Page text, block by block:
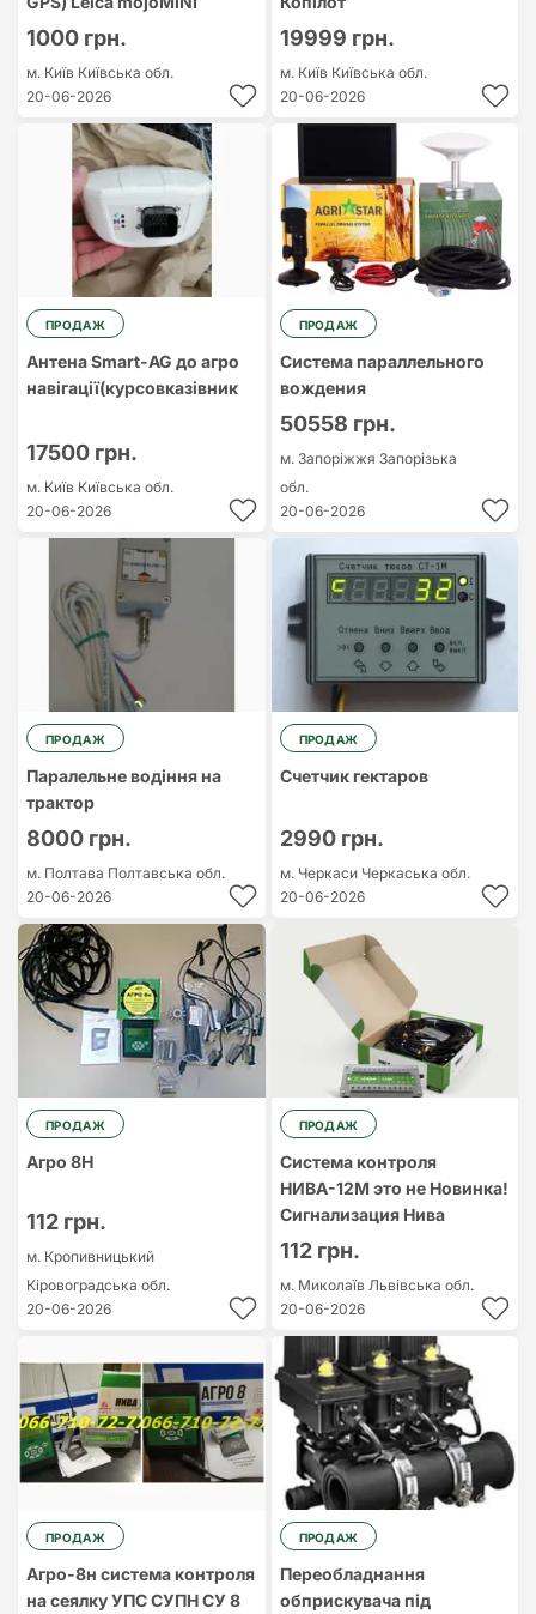
1000 грн.
м. Київ Київська обл.
20-06-2026
19999 грн.
м. Київ Київська обл.
20-06-2026
ПРОДАЖ
Антена Smart-AG до агро
навігації(курсовказівник
17500 грн.
м. Київ Київська обл.
20-06-2026
ПРОДАЖ
Система параллельного
вождения
50558 грн.
м. Запоріжжя Запорізька
обл.
20-06-2026
ПРОДАЖ
Паралельне водіння на
трактор
8000 грн.
м. Полтава Полтавська обл.
20-06-2026
ПРОДАЖ
Счетчик гектаров
2990 грн.
м. Черкаси Черкаська обл.
20-06-2026
ПРОДАЖ
Агро 8Н
112 грн.
м. Кропивницький
Кіровоградська обл.
20-06-2026
ПРОДАЖ
Система контроля
НИВА-12М это не Новинка!
Сигнализация Нива
112 грн.
м. Миколаїв Львівська обл.
20-06-2026
ПРОДАЖ
Агро-8н система контроля
на сеялку УПС СУПН СУ 8
ПРОДАЖ
Переобладнання
обприскувача під